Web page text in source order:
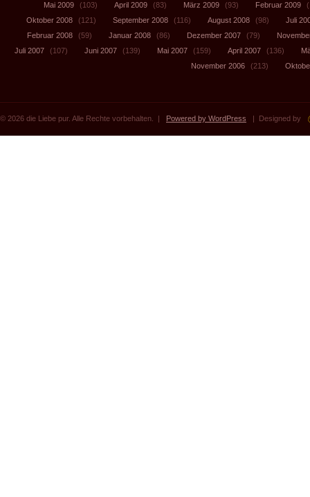
Mai 2009
(103) April 2009 (83) März 2009 (93) Februar 2009
Oktober 2008
(121) September 2008 (116) August 2008 (98)
Juli
Februar 2008
(59) Januar 2008 (86) Dezember 2007 (79)
Juli 2007
(107) Juni 2007 (139) Mai 2007 (159) April 2007 (136)
November 2006
(213)
© 2026 die Liebe pur. Alle Rechte vorbehalten. | Powered by WordPress | Designed by